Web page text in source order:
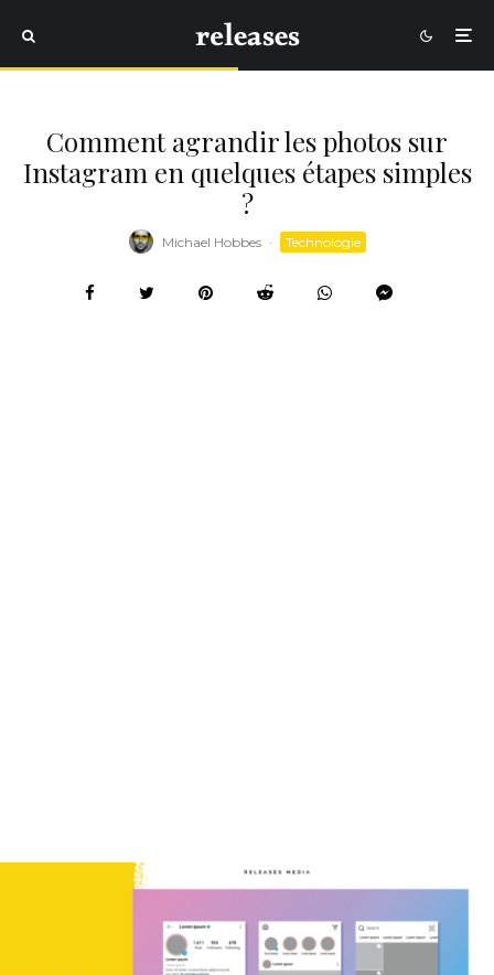
Comment agrandir les photos sur
Instagram en quelques étapes simples
?
Michael Hobbes · Technologie